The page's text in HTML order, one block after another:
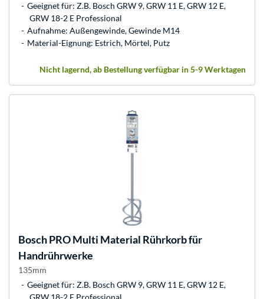
Geeignet für: Z.B. Bosch GRW 9, GRW 11 E, GRW 12 E,
GRW 18-2 E Professional
Aufnahme: Außengewinde, Gewinde M14
Material-Eignung: Estrich, Mörtel, Putz
Nicht lagernd, ab Bestellung verfügbar in 5-9 Werktagen
BoschPRO Multi Material Rührkorb für
Handrührwerke
135mm
Geeignet für: Z.B. Bosch GRW 9, GRW 11 E, GRW 12 E,